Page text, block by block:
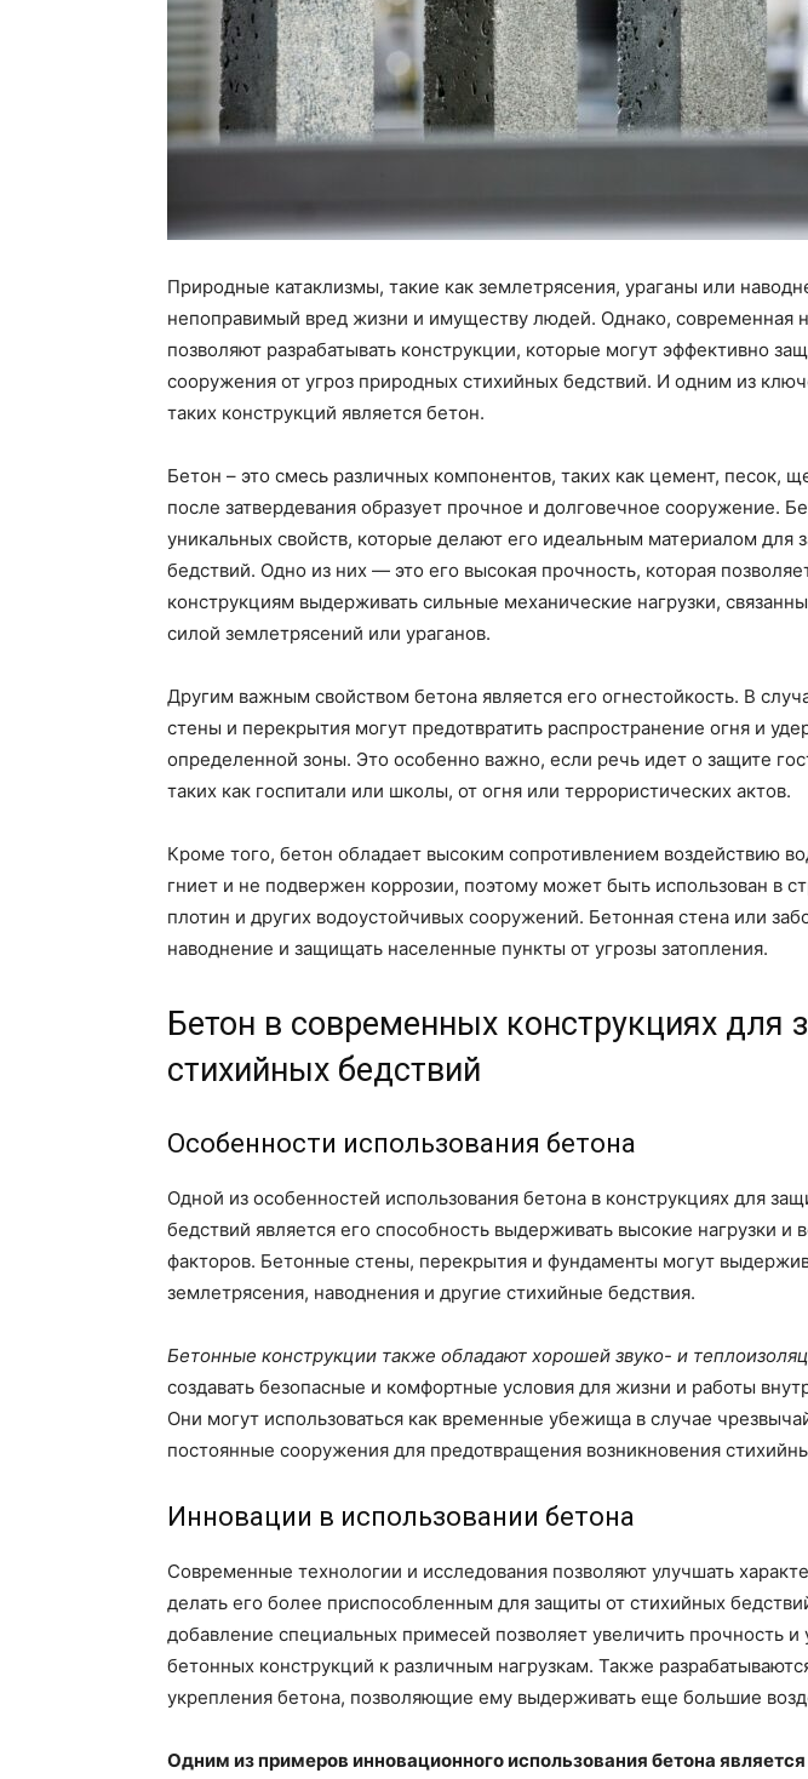
Природные катаклизмы, такие как землетрясения, ураганы или
непоправимый вред жизни и имуществу людей. Однако, современная
позволяют разрабатывать конструкции, которые могут эффективно
сооружения от угроз природных стихийных бедствий. И одним из
таких конструкций является бетон.
Бетон – это смесь различных компонентов, таких как цемент, песок,
после затвердевания образует прочное и долговечное сооружение.
уникальных свойств, которые делают его идеальным материалом для
бедствий. Одно из них — это его высокая прочность, которая
конструкциям выдерживать сильные механические нагрузки,
силой землетрясений или ураганов.
Другим важным свойством бетона является его огнестойкость. В
стены и перекрытия могут предотвратить распространение огня и
определенной зоны. Это особенно важно, если речь идет о защите
таких как госпитали или школы, от огня или террористических актов.
Кроме того, бетон обладает высоким сопротивлением воздействию
гниет и не подвержен коррозии, поэтому может быть использован в
плотин и других водоустойчивых сооружений. Бетонная стена или
наводнение и защищать населенные пункты от угрозы затопления.
Бетон в современных конструкциях для
стихийных бедствий
Особенности использования бетона
Одной из особенностей использования бетона в конструкциях для
бедствий является его способность выдерживать высокие нагрузки и
факторов. Бетонные стены, перекрытия и фундаменты могут
землетрясения, наводнения и другие стихийные бедствия.
Бетонные конструкции также обладают хорошей звуко- и
создавать безопасные и комфортные условия для жизни и работы
Они могут использоваться как временные убежища в случае
постоянные сооружения для предотвращения возникновения
Инновации в использовании бетона
Современные технологии и исследования позволяют улучшать
делать его более приспособленным для защиты от стихийных
добавление специальных примесей позволяет увеличить прочность и
бетонных конструкций к различным нагрузкам. Также
укрепления бетона, позволяющие ему выдерживать еще большие
Одним из примеров инновационного использования бетона